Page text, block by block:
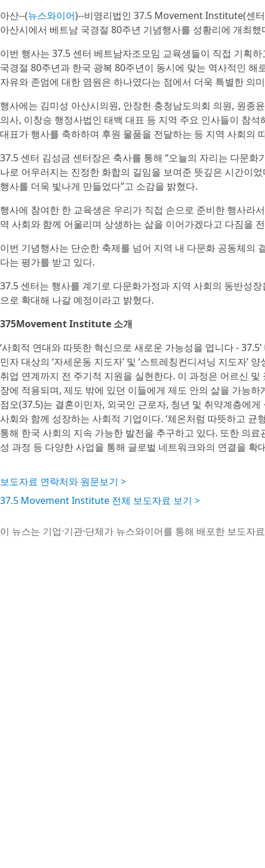
아산--(뉴스와이어)--비영리법인 37.5 Movement Institute(센
아산시에서 베트남 국경절 80주년 기념행사를 성황리에 개최했
이번 행사는 37.5 센터 베트남자조모임 교육생들이 직접 기획
국경절 80주년과 한국 광복 80주년이 동시에 맞는 역사적인
자유와 존엄에 대한 염원은 하나였다는 점에서 더욱 특별한 의
행사에는 김미성 아산시의원, 안장헌 충청남도의회 의원, 원종
의사, 이창승 행정사법인 태백 대표 등 지역 주요 인사들이 참
대표가 행사를 축하하며 후원 물품을 전달하는 등 지역 사회의
37.5 센터 김성금 센터장은 축사를 통해 “오늘의 자리는 다문
나로 어우러지는 진정한 화합의 길임을 보여준 뜻깊은 시간이
행사를 더욱 빛나게 만들었다”고 소감을 밝혔다.
행사에 참여한 한 교육생은 우리가 직접 손으로 준비한 행사라
역 사회와 함께 어울리며 상생하는 삶을 이어가겠다고 다짐을
이번 기념행사는 단순한 축제를 넘어 지역 내 다문화 공동체의
다는 평가를 받고 있다.
37.5 센터는 행사를 계기로 다문화가정과 지역 사회의 동반성
으로 확대해 나갈 예정이라고 밝혔다.
375Movement Institute 소개
‘사회적 연대와 따뜻한 혁신으로 새로운 가능성을 엽니다 -
민자 대상의 ‘자세운동 지도자’ 및 ‘스트레칭컨디셔닝 지도자’
취업 연계까지 전 주기적 지원을 실현한다. 이 과정은 어르신
장에 적용되며, 제도 밖에 있던 이들에게 제도 안의 삶을 가능
점오(37.5)는 결혼이민자, 외국인 근로자, 청년 및 취약계층에
사회와 함께 성장하는 사회적 기업이다. ‘체온처럼 따뜻하고 균
통해 한국 사회의 지속 가능한 발전을 추구하고 있다. 또한 의
성 과정 등 다양한 사업을 통해 글로벌 네트워크와의 연결을 확
보도자료 연락처와 원문보기 >
37.5 Movement Institute 전체 보도자료 보기 >
이 뉴스는 기업·기관·단체가 뉴스와이어를 통해 배포한 보도자